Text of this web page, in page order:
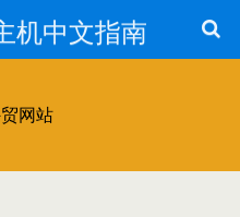
机中文指南
网站